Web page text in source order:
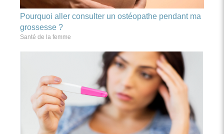
Pourquoi aller consulter un ostéopathe pendant ma
grossesse ?
Santé de la femme